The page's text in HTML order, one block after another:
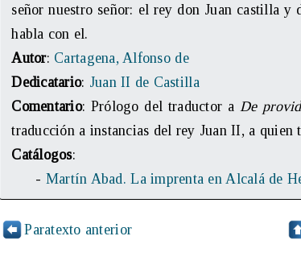
señor nuestro señor: el rey don Juan castilla
habla con el.
Autor: Cartagena, Alfonso de
Dedicatario: Juan II de Castilla
Comentario: Prólogo del traductor a De
traducción a instancias del rey Juan II, a quien
Catálogos:
- Martín Abad. La imprenta en Alcalá de
Paratexto anterior